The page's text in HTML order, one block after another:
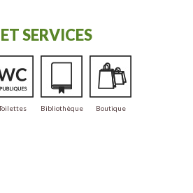
SERVICES
Bibliothèque Boutique